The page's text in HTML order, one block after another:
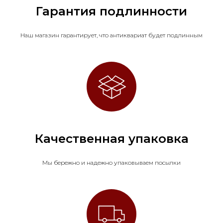
Гарантия подлинности
Наш магазин гарантирует, что антиквариат будет подлинным
Качественная упаковка
Мы бережно и надежно упаковываем посылки